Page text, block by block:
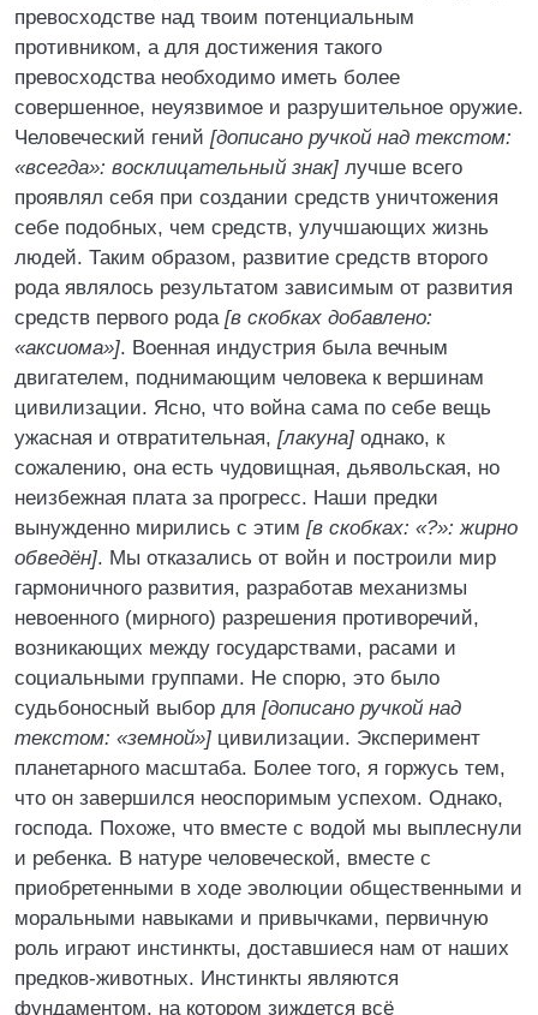
превосходстве над твоим потенциальным
противником, а для достижения такого
превосходства необходимо иметь более
совершенное, неуязвимое и разрушительное оружие.
Человеческий гений [дописано ручкой над текстом:
«всегда»: восклицательный знак] лучше всего
проявлял себя при создании средств уничтожения
себе подобных, чем средств, улучшающих жизнь
людей. Таким образом, развитие средств второго
рода являлось результатом зависимым от развития
средств первого рода [в скобках добавлено:
«аксиома»]. Военная индустрия была вечным
двигателем, поднимающим человека к вершинам
цивилизации. Ясно, что война сама по себе вещь
ужасная и отвратительная, [лакуна] однако, к
сожалению, она есть чудовищная, дьявольская, но
неизбежная плата за прогресс. Наши предки
вынужденно мирились с этим [в скобках: «?»: жирно
обведён]. Мы отказались от войн и построили мир
гармоничного развития, разработав механизмы
невоенного (мирного) разрешения противоречий,
возникающих между государствами, расами и
социальными группами. Не спорю, это было
судьбоносный выбор для [дописано ручкой над
текстом: «земной»] цивилизации. Эксперимент
планетарного масштаба. Более того, я горжусь тем,
что он завершился неоспоримым успехом. Однако,
господа. Похоже, что вместе с водой мы выплеснули
и ребенка. В натуре человеческой, вместе с
приобретенными в ходе эволюции общественными и
моральными навыками и привычками, первичную
роль играют инстинкты, доставшиеся нам от наших
предков-животных. Инстинкты являются
фундаментом, на котором зиждется всё